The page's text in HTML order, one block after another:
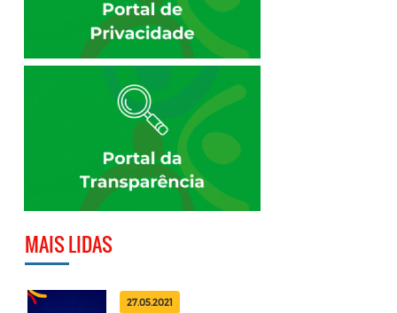
MAIS LIDAS
27.05.2021